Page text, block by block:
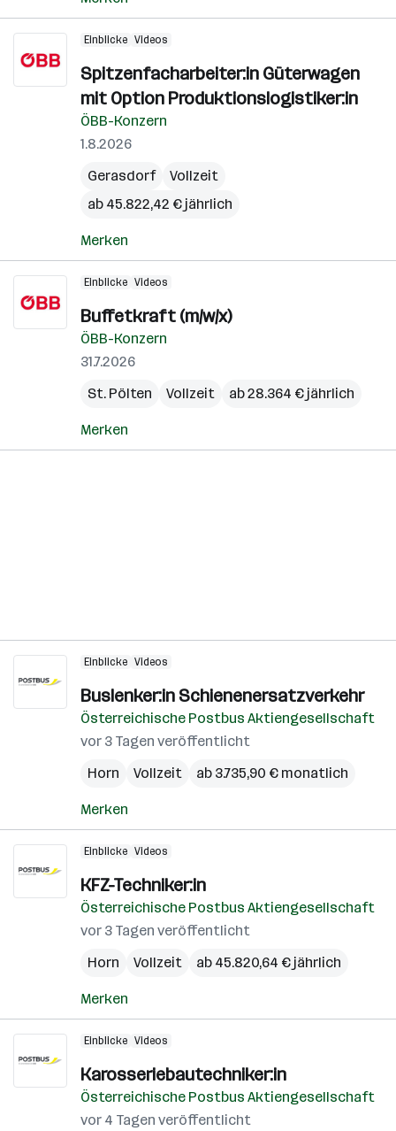
Einblicke Videos
Spitzenfacharbeiter:in Güterwagen
mit Option Produktionslogistiker:in
ÖBB-Konzern
1.8.2026
Gerasdorf
Vollzeit
ab 45.822,42 € jährlich
Merken
Einblicke Videos
Buffetkraft (m/w/x)
ÖBB-Konzern
31.7.2026
St. Pölten
Vollzeit ab 28.364 € jährlich
Merken
Einblicke Videos
Buslenker:in Schienenersatzverkehr
Österreichische Postbus Aktiengesellschaft
vor 3 Tagen veröffentlicht
Horn
Vollzeit ab 3.735,90 € monatlich
Merken
Einblicke Videos
KFZ-Techniker:in
Österreichische Postbus Aktiengesellschaft
vor 3 Tagen veröffentlicht
Horn
Vollzeit ab 45.820,64 € jährlich
Merken
Einblicke Videos
Karosseriebautechniker:in
Österreichische Postbus Aktiengesellschaft
vor 4 Tagen veröffentlicht